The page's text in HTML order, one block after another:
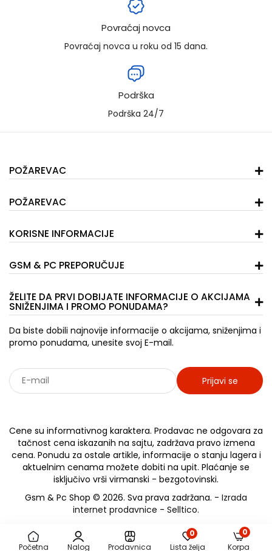
Početna Nalog Prodavnica Lista želja
0
Korpa
0
Povraćaj novca
Povraćaj novca u roku od 15 dana.
Podrška
Podrška 24/7
POŽAREVAC
POŽAREVAC
KORISNE INFORMACIJE
GSM & PC PREPORUČUJE
ŽELITE DA PRVI DOBIJATE INFORMACIJE O AKCIJAMA
SNIŽENJIMA I PROMO PONUDAMA?
Da biste dobili najnovije informacije o akcijama, sniženjima i
promo ponudama, unesite svoj E-mail.
Prijavi se
Cene su informativnog karaktera. Prodavac ne odgovara za
tačnost cena iskazanih na sajtu, zadržava pravo izmena
cena. Ponudu za ostale artikle, informacije o stanju lagera i
aktuelnim cenama možete dobiti na upit. Plaćanje se
isključivo vrši virmanski - bezgotovinski.
Gsm & Pc Shop © 2026. Sva prava zadržana. - Izrada
internet prodavnice - Selltico.